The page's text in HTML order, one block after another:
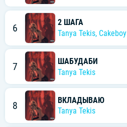
6
2 ШАГА
Tanya Tekis, Cakeboy
7
ШАБУДАБИ
Tanya Tekis
8
ВКЛАДЫВАЮ
Tanya Tekis